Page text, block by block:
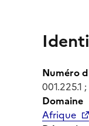
Numéro
001.225.1
Domaine
Afrique